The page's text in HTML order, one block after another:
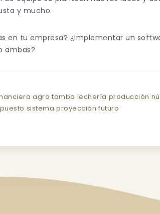
y mucho.
en tu empresa? ¿implementar un
ambas?
agro tambo lechería producción
sistema proyección futuro